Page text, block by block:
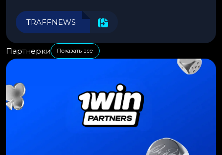
эффективности.
TRAFFNEWS
Партнерки Показать все